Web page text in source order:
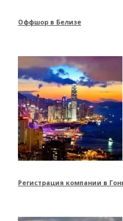
Оффшор в Белизе
Регистрация компании в